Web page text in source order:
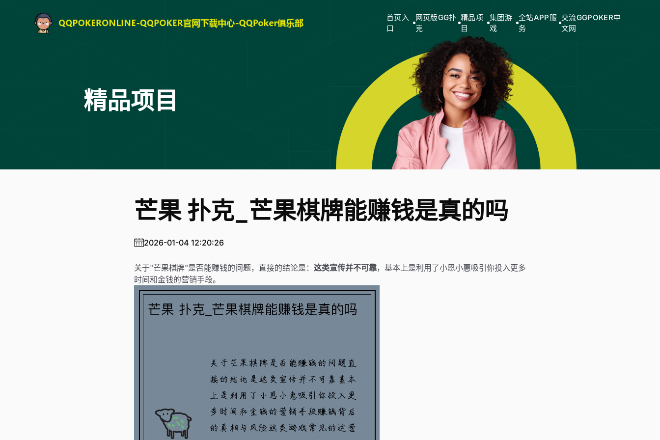
首页入
口
网页版GG扑
克
精品项
目
集团游
戏
全站APP服
务
交流GGPOKER中
文网
精品项目
芒果 扑克_芒果棋牌能赚钱是真的吗
2026-01-04 12:20:26
关于"芒果棋牌"是否能赚钱的问题，直接的结论是： 这类宣传并不可靠，基本上是利用了小恩小惠吸引你投入更多
时间和金钱的营销手段。